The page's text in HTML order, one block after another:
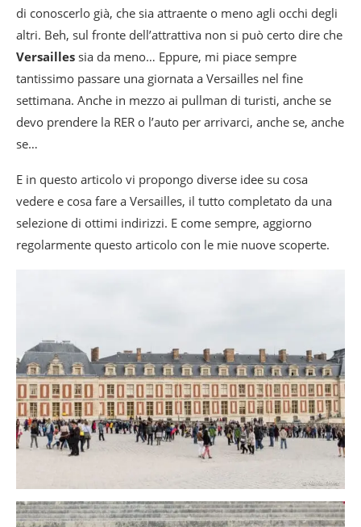
di conoscerlo già, che sia attraente o meno agli occhi degli
altri. Beh, sul fronte dell’attrattiva non si può certo dire che
Versailles sia da meno… Eppure, mi piace sempre
tantissimo passare una giornata a Versailles nel fine
settimana. Anche in mezzo ai pullman di turisti, anche se
devo prendere la RER o l’auto per arrivarci, anche se, anche
se…
E in questo articolo vi propongo diverse idee su cosa
vedere e cosa fare a Versailles, il tutto completato da una
selezione di ottimi indirizzi. E come sempre, aggiorno
regolarmente questo articolo con le mie nuove scoperte.